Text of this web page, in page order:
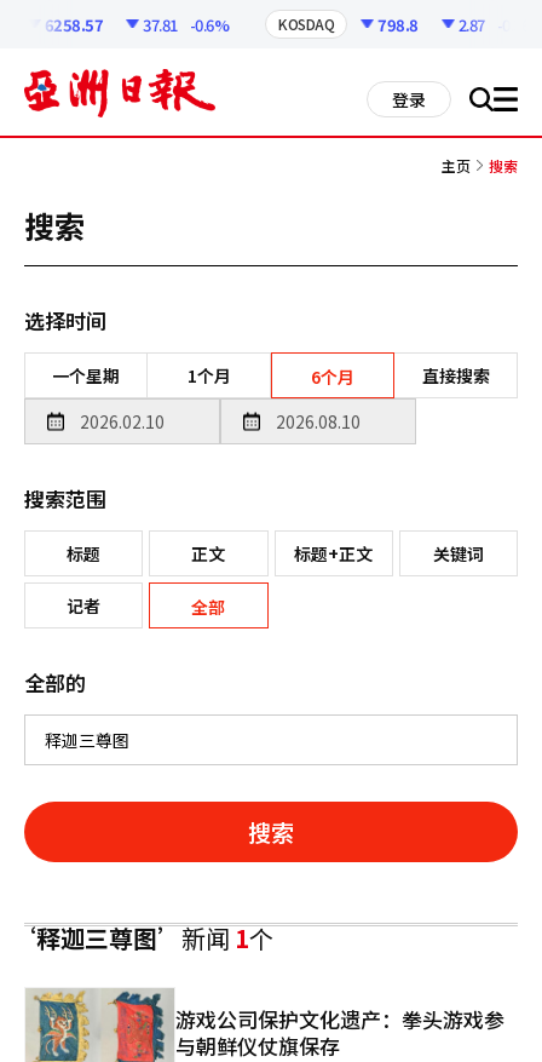
6258.57 37.81 -0.6% KOSDAQ 798.8 2.87 -0.36%
登录 搜 all
主页 搜索
搜索
选择时间
一个星期 1个月 6个月 直接搜索
搜索范围
标题 正文 标题+正文 关键词
记者 全部
全部的
搜索
‘释迦三尊图’新闻1个
游戏公司保护文化遗产：拳头游戏参
与朝鲜仪仗旗保存